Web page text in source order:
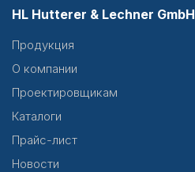
HL Hutterer & Lechner GmbH
Продукция
О компании
Проектировщикам
Каталоги
Прайс-лист
Новости